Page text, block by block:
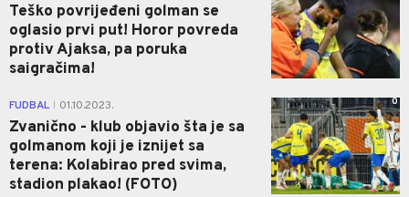
Teško povrijeđeni golman se
oglasio prvi put! Horor povreda
protiv Ajaksa, pa poruka
saigračima!
FUDBAL 01.10.2023.
Zvanično - klub objavio šta je sa
golmanom koji je iznijet sa
terena: Kolabirao pred svima,
stadion plakao! (FOTO)
0